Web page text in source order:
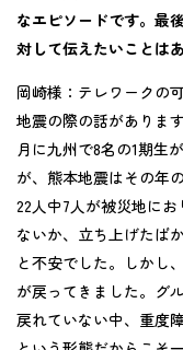
なエピソードです。最
対して伝えたいことは
岡崎様： テレワークの
地震の際の話がありま
月に九州で8名の1期生
が、熊本地震はその年
22人中7人が被災地に
ないか、立ち上げたば
と不安でした。しかし
が戻ってきました。グ
戻れていない中、重度